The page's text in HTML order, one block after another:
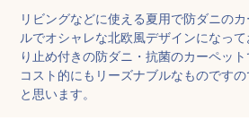
リビングなどに使える夏用で防ダニの
ルでオシャレな北欧風デザインになっ
り止め付きの防ダニ・抗菌のカーペット
コスト的にもリーズナブルなものです
と思います。